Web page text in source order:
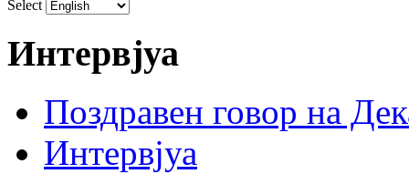
Select
Интервјуа
Поздравен говор на
Интервјуа